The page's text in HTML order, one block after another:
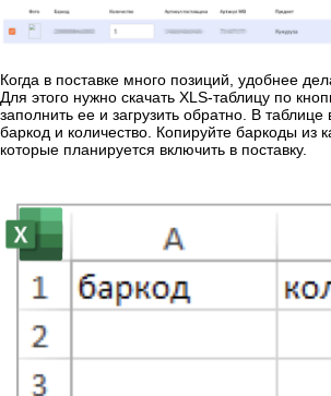
Когда в поставке много позиций, удобнее
Для этого нужно скачать XLS-таблицу по
заполнить ее и загрузить обратно. В
баркод и количество. Копируйте баркоды из
которые планируется включить в поставку.